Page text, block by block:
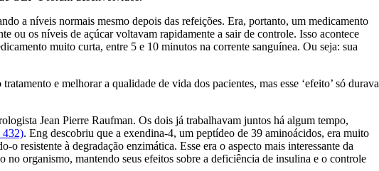
a níveis normais mesmo depois das refeições. Era, portanto, um medicamento
ou os níveis de açúcar voltavam rapidamente a sair de controle. Isso acontece
muito curta, entre 5 e 10 minutos na corrente sanguínea. Ou seja: sua
e melhorar a qualidade de vida dos pacientes, mas esse ‘efeito’ só durava
Jean Pierre Raufman. Os dois já trabalhavam juntos há algum tempo,
432). Eng descobriu que a exendina-4, um peptídeo de 39 aminoácidos, era muito
resistente à degradação enzimática. Esse era o aspecto mais interessante da
organismo, mantendo seus efeitos sobre a deficiência de insulina e o controle